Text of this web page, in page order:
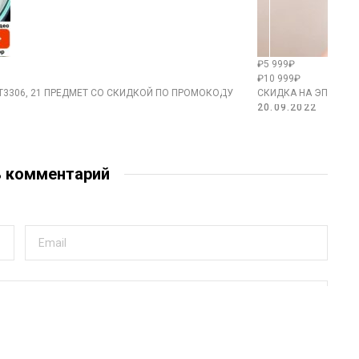
T3306, 21 ПРЕДМЕТ СО СКИДКОЙ ПО ПРОМОКОДУ
₽5 999₽
₽10 999₽
СКИДКА НА
20.09.2022
комментарий